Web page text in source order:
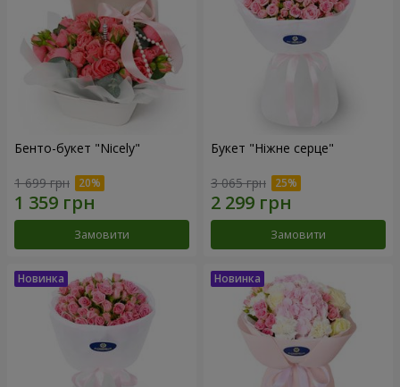
Бенто-букет "Nicely"
1 699 грн
Замовити
Букет "Ніжне серце"
3 065 грн
Замовити